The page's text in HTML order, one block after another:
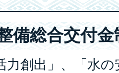
備総合交付
力創出」、「水